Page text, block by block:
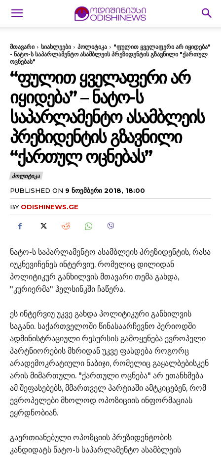
მთავარი სიახლეები პოლიტიკა
"ფულით ყველაფერი არ იყიდება"
- ნატო-ს საპარლამენტო ასამბლეის პრეზიდენტის გზავნილი "ქართულ
ოცნებას"
“ᲤᲣᲚᲘᲗ ᲧᲕᲔᲚᲐᲤᲔᲠᲘ ᲐᲠ
ᲘᲧᲘᲓᲔᲑᲐ” – ᲜᲐᲢᲝ-Ს
ᲡᲐᲞᲐᲠᲚᲐᲛᲔᲜᲢᲝ ᲐᲡᲐᲛᲑᲚᲔᲘᲡ
ᲞᲠᲔᲖᲘᲓᲔᲜᲢᲘᲡ ᲒᲖᲐᲕᲜᲘᲚᲘ
“ᲥᲐᲠᲗᲣᲚ ᲝᲪᲜᲔᲑᲐᲡ”
ᲞᲝᲚᲘᲢᲘᲙᲐ
PUBLISHED ON 9 ᲜᲝᲔᲛᲑᲔᲠᲘ 2018, 18:00
BY ODISHINEWS.GE
ნატო-ს საპარლამენტო ასამბლეის პრეზიდენტის, რასა
იუკნევიჩენეს ინტერვიუ, რომელიც დილიდან
პოლიტიკურ განხილვის მთავარი თემა გახდა,
"კურიერმა" ჰელსინკში ჩაწერა.
ეს ინტერვიუ უკვე გახდა პოლიტიკური განხილვის
საგანი. საქართველოში წინასაარჩევნო პერიოდში
ადმინისტრაციული რესურსის გამოყენება ევროპელი
პარტნიორების მხრიდან უკვე ფასდება როგორც
არადემოკრატიული ნაბიჯი, რომელიც გაყალბებისკენ
არის მიმართული. "ქართული ოცნება" არ ეთანხმება
ამ შეფასებებს, მმართველ პარტიაში ამტკიცებენ, რომ
ევროპელები მხოლოდ ოპოზიციის ინფორმაციას
ეყრდნობიან.
გაერთიანებული ოპოზციის პრეზიდენტობის
კანდიდატს ნატო-ს საპარლამენტო ასამბლეის